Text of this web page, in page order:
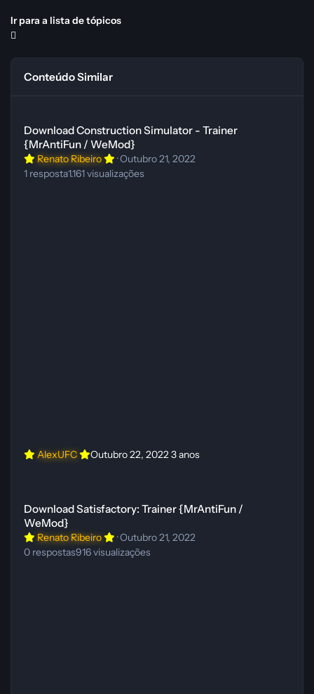
Ir para a lista de tópicos
Conteúdo Similar
Download Construction Simulator - Trainer
{MrAntiFun / WeMod}
Renato Ribeiro ·Outubro 21, 2022
1 resposta1.161visualizações
AlexUFC Outubro 22, 20223 anos
Download Satisfactory: Trainer {MrAntiFun /
WeMod}
Renato Ribeiro ·Outubro 21, 2022
0 respostas916visualizações